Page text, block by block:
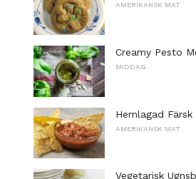
AMERIKANSK MAT
Creamy Pesto
MIDDAG
Hemlagad
AMERIKANSK MAT
Vegetarisk